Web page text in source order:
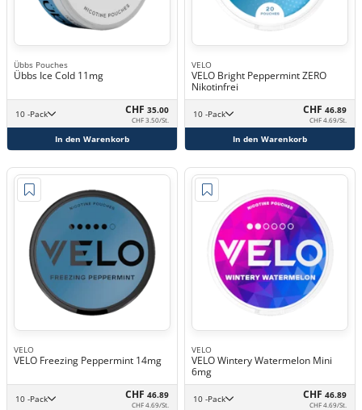
Übbs Pouches
Übbs Ice Cold 11mg
10 -Pack CHF 35.00
CHF 3.50/St.
In den Warenkorb
VELO
VELO Bright Peppermint ZERO
Nikotinfrei
10 -Pack CHF 46.89
CHF 4.69/St.
In den Warenkorb
VELO
VELO Freezing Peppermint 14mg
10 -Pack CHF 46.89
CHF 4.69/St.
VELO
VELO Wintery Watermelon Mini
6mg
10 -Pack CHF 46.89
CHF 4.69/St.